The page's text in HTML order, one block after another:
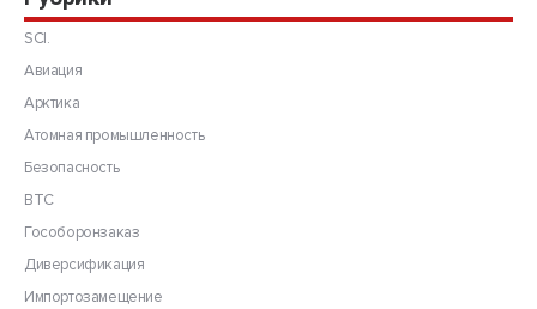
SCI.
Авиация
Арктика
Атомная промышленность
Безопасность
ВТС
Гособоронзаказ
Диверсификация
Импортозамещение